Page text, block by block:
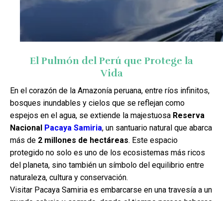
El Pulmón del Perú que Protege la
Vida
En el corazón de la Amazonía peruana, entre ríos infinitos,
bosques inundables y cielos que se reflejan como
espejos en el agua, se extiende la majestuosa Reserva
Nacional Pacaya Samiria, un santuario natural que abarca
más de 2 millones de hectáreas. Este espacio
protegido no solo es uno de los ecosistemas más ricos
del planeta, sino también un símbolo del equilibrio entre
naturaleza, cultura y conservación.
Visitar Pacaya Samiria es embarcarse en una travesía a un